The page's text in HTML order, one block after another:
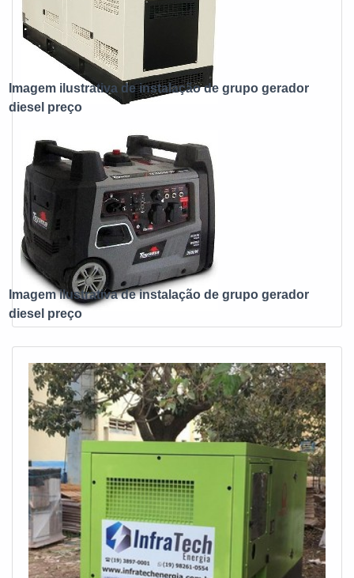
Imagem ilustrativa de instalação de grupo gerador
diesel preço
Imagem ilustrativa de instalação de grupo gerador
diesel preço